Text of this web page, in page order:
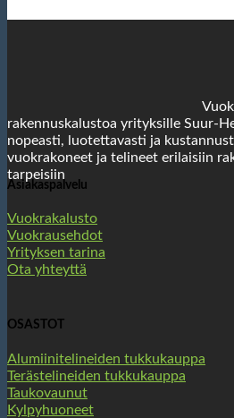
rakennuskalustoa yrityksille Suur-
nopeasti, luotettavasti ja
vuokrakoneet ja telineet erilaisiin
tarpeisiin
Asiakaspalvelu
Vuokrakalusto
Vuokrausehdot
Yrityksen tarina
Ota yhteyttä
OSASTOT
Alumiinitelineiden tukkukauppa
Terästelineiden tukkukauppa
Taukovaunut
Kylpyhuoneet